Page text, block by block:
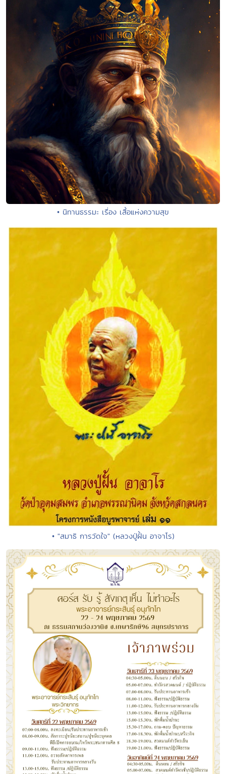
• นิทานธรรมะ เรื่อง เสื้อแห่งความสุข
• "สมาธิ การวัดใจ" (หลวงปู่ฝั้น อาจาโร)